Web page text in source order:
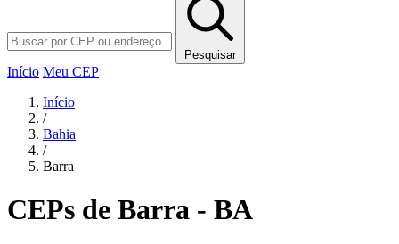
Pesquisar
Início Meu CEP
Início
/
Bahia
/
Barra
CEPs de Barra - BA